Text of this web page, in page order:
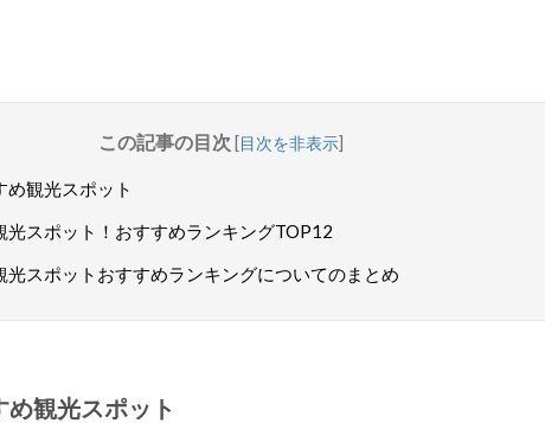
この記事の目次 [目次を非表示]
め観光スポット
光スポット！おすすめランキングTOP12
光スポットおすすめランキングについてのまとめ
観光スポット